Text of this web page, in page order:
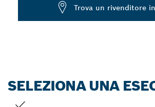
Trova un rivenditore
SELEZIONA UNA